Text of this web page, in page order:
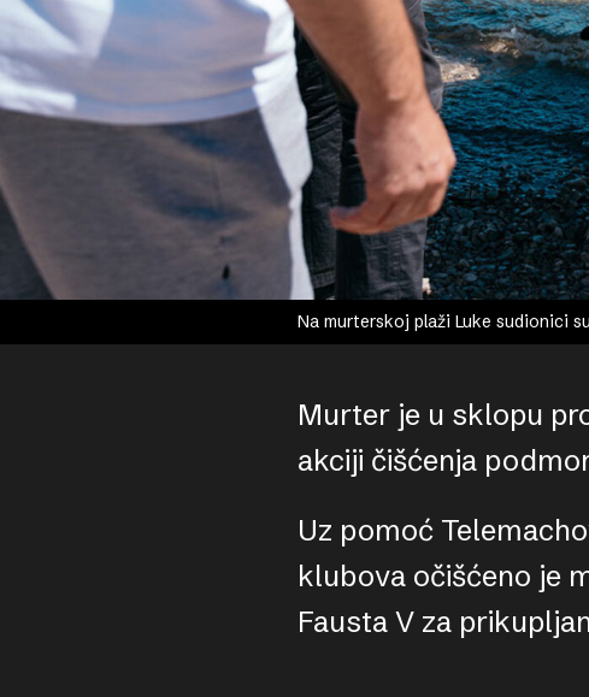
Na murterskoj plaži Luke sudionici
Murter je u sklopu
akciji čišćenja
Uz pomoć
klubova očišćeno je
Fausta V za